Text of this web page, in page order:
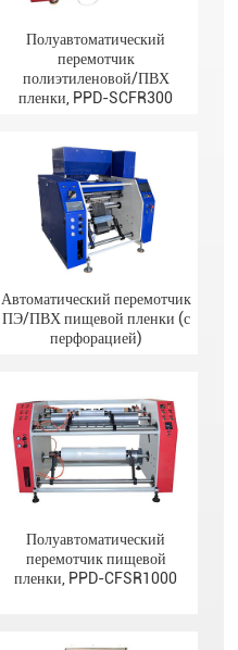
Полуавтоматический
перемотчик
полиэтиленовой/ПВХ
пленки, PPD-SCFR300
Автоматический перемотчик
ПЭ/ПВХ пищевой пленки (с
перфорацией)
Полуавтоматический
перемотчик пищевой
пленки, PPD-CFSR1000